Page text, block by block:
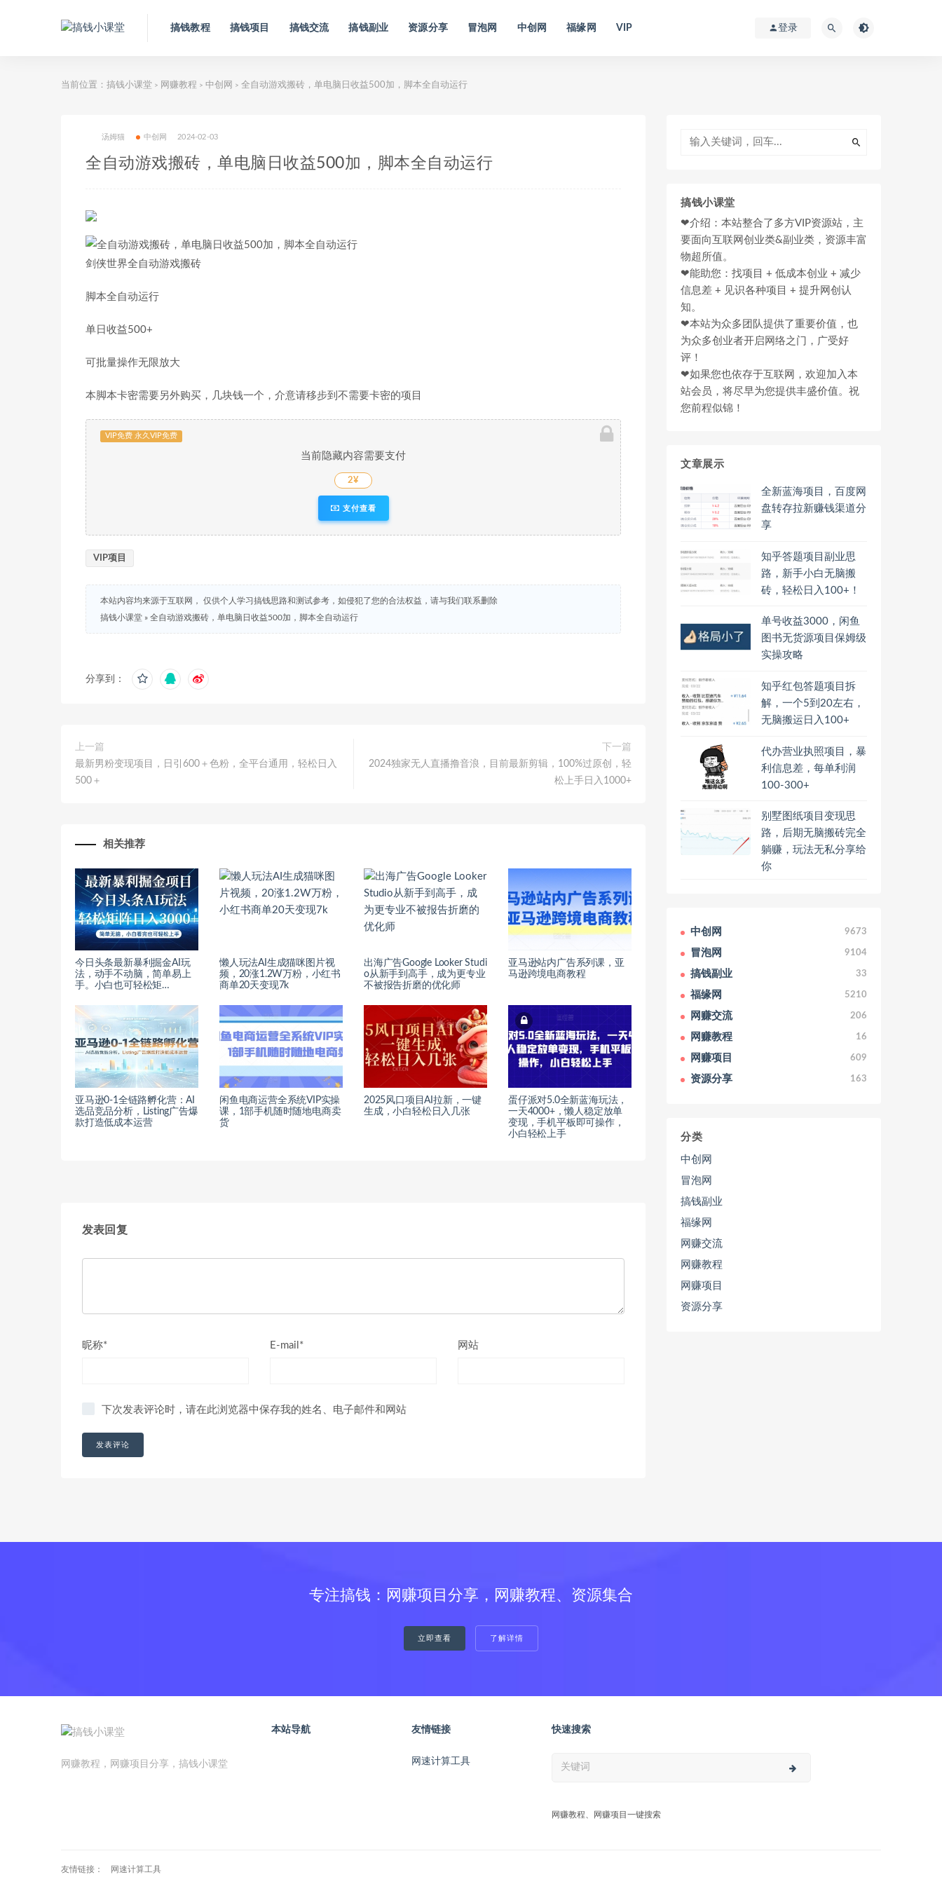
搞钱教程 搞钱项目 搞钱交流 搞钱副业 资源分享 冒泡网 中创网 福缘网 VIP 登录
当前位置： 搞钱小课堂 > 网赚教程 > 中创网 > 全自动游戏搬砖，单电脑日收益500加，脚本全自动运行
汤姆猫 中创网 2024-02-03
全自动游戏搬砖，单电脑日收益500加，脚本全自动运行
剑侠世界全自动游戏搬砖
脚本全自动运行
单日收益500+
可批量操作无限放大
本脚本卡密需要另外购买，几块钱一个，介意请移步到不需要卡密的项目
VIP免费 永久VIP免费
当前隐藏内容需要支付
2¥
支付查看
VIP项目
本站内容均来源于互联网， 仅供个人学习搞钱思路和测试参考，如侵犯了您的合法权益，请与我们联系删除
搞钱小课堂 » 全自动游戏搬砖，单电脑日收益500加，脚本全自动运行
分享到：
上一篇
最新男粉变现项目，日引600＋色粉，全平台通用，轻松日入
500＋
下一篇
2024独家无人直播撸音浪，目前最新剪辑，100%过原创，轻
松上手日入1000+
相关推荐
今日头条最新暴利掘金AI玩
法，动手不动脑，简单易上
手。小白也可轻松矩…
懒人玩法AI生成猫咪图片视
频，20涨1.2W万粉，小红书
商单20天变现7k
出海广告Google Looker Studi
o从新手到高手，成为更专业
不被报告折磨的优化师
亚马逊站内广告系列课，亚
马逊跨境电商教程
亚马逊0-1全链路孵化营：AI
选品竞品分析，Listing广告爆
款打造低成本运营
闲鱼电商运营全系统VIP实操
课，1部手机随时随地电商卖
货
2025风口项目AI拉新，一键
生成，小白轻松日入几张
蛋仔派对5.0全新蓝海玩法，
一天4000+，懒人稳定放单
变现，手机平板即可操作，
小白轻松上手
发表回复
昵称* E-mail* 网站
下次发表评论时，请在此浏览器中保存我的姓名、电子邮件和网站
搞钱小课堂
❤介绍：本站整合了多方VIP资源站，主
要面向互联网创业类&副业类，资源丰富
物超所值。
❤能助您：找项目 + 低成本创业 + 减少
信息差 + 见识各种项目 + 提升网创认
知。
❤本站为众多团队提供了重要价值，也
为众多创业者开启网络之门，广受好
评！
❤如果您也依存于互联网，欢迎加入本
站会员，将尽早为您提供丰盛价值。祝
您前程似锦！
文章展示
全新蓝海项目，百度网
盘转存拉新赚钱渠道分
享
知乎答题项目副业思
路，新手小白无脑搬
砖，轻松日入100+！
单号收益3000，闲鱼
图书无货源项目保姆级
实操攻略
知乎红包答题项目拆
解，一个5到20左右，
无脑搬运日入100+
代办营业执照项目，暴
利信息差，每单利润
100-300+
别墅图纸项目变现思
路，后期无脑搬砖完全
躺赚，玩法无私分享给
你
中创网 9673
冒泡网 9104
搞钱副业 33
福缘网 5210
网赚交流 206
网赚教程 16
网赚项目 609
资源分享 163
分类
中创网
冒泡网
搞钱副业
福缘网
网赚交流
网赚教程
网赚项目
资源分享
专注搞钱：网赚项目分享，网赚教程、资源集合
立即查看 了解详情
网赚教程，网赚项目分享，搞钱小课堂
本站导航 友情链接
网速计算工具
快速搜索
网赚教程、网赚项目一键搜索
友情链接： 网速计算工具